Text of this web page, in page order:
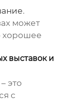
.
может
хорошее
выставок и
это
с